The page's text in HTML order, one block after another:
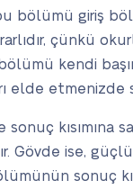
bölümü giriş
çünkü
kendi
elde etmenizde
kısımına
Gövde ise,
sonuç